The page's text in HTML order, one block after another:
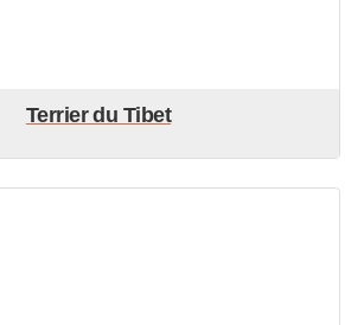
Terrier du Tibet